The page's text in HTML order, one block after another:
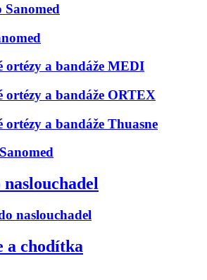
Sanomed
ortézy a bandáže MEDI
ortézy a bandáže ORTEX
ortézy a bandáže Thuasne
naslouchadel
a chodítka